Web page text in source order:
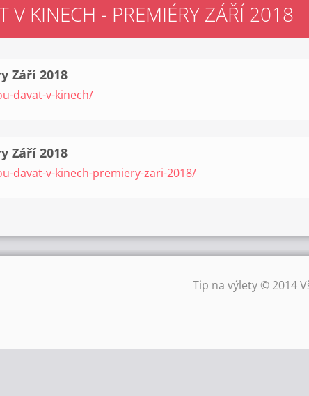
V KINECH - PREMIÉRY ZÁŘÍ 2018
Září 2018
davat-v-kinech/
Září 2018
davat-v-kinech-premiery-zari-2018/
Tip na výlety © 2014